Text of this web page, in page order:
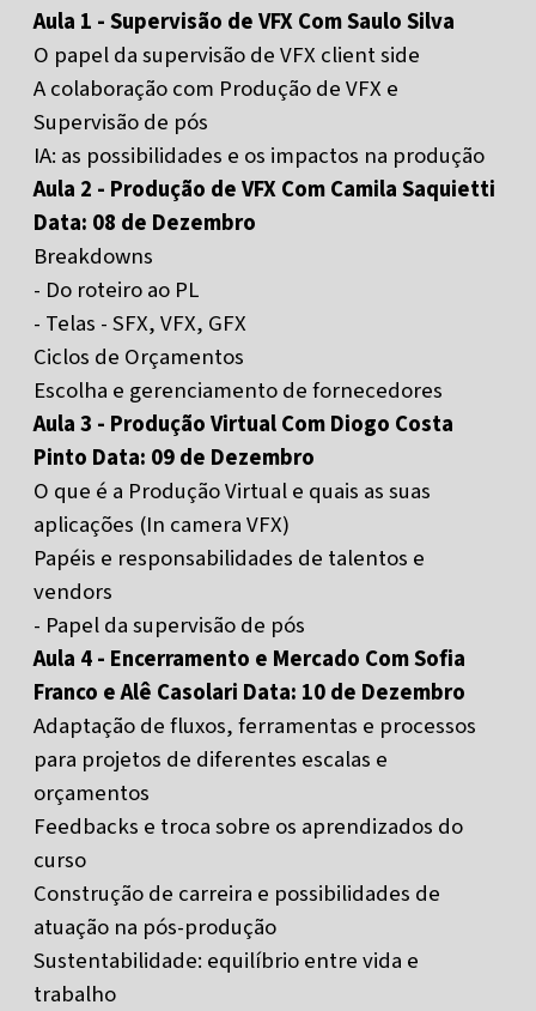
Aula 1 - Supervisão de VFX Com Saulo Silva
O papel da supervisão de VFX client side
A colaboração com Produção de VFX e
Supervisão de pós
IA: as possibilidades e os impactos na produção
Aula 2 - Produção de VFX Com Camila Saquietti
Data: 08 de Dezembro
Breakdowns
- Do roteiro ao PL
- Telas - SFX, VFX, GFX
Ciclos de Orçamentos
Escolha e gerenciamento de fornecedores
Aula 3 - Produção Virtual Com Diogo Costa
Pinto Data: 09 de Dezembro
O que é a Produção Virtual e quais as suas
aplicações (In camera VFX)
Papéis e responsabilidades de talentos e
vendors
- Papel da supervisão de pós
Aula 4 - Encerramento e Mercado Com Sofia
Franco e Alê Casolari Data: 10 de Dezembro
Adaptação de fluxos, ferramentas e processos
para projetos de diferentes escalas e
orçamentos
Feedbacks e troca sobre os aprendizados do
curso
Construção de carreira e possibilidades de
atuação na pós-produção
Sustentabilidade: equilíbrio entre vida e
trabalho